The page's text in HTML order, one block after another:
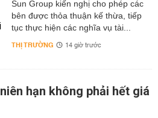
Sun Group kiến nghị cho phép các
bên được thỏa thuận kế thừa, tiếp
tục thực hiện các nghĩa vụ tài...
THỊ TRƯỜNG 14 giờ trước
hạn không phải hết giá